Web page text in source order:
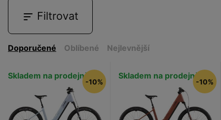
Filtrovat
Doporučené Oblíbené Nejlevnější
Skladem na prodejně
-10%
Skladem na prodejně
-10%